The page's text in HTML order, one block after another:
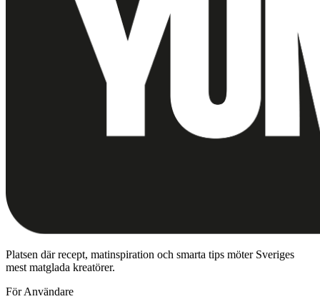
Platsen där recept, matinspiration och smarta tips möter Sveriges
mest matglada kreatörer.
För Användare